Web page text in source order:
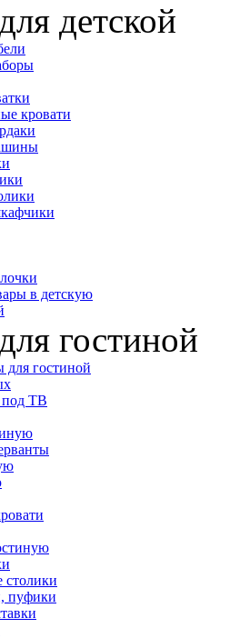
детской
кровати
в детскую
гостиной
гостиной
под ТВ
пуфики